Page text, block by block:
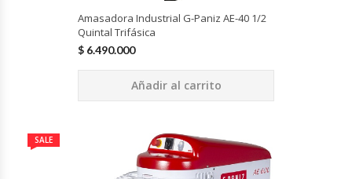
Planchas Churrasqueras
Procesadoras De Alimentos
Amasadora Industrial G-Paniz AE-40 1/2
Quintal Trifásica
$ 6.490.000
Añadir al carrito
SALE